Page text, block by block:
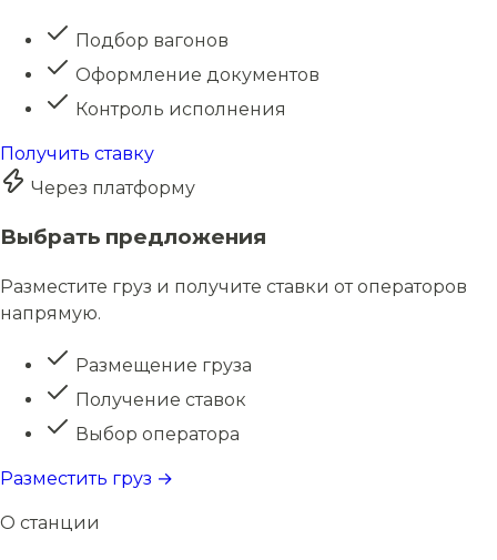
Подбор вагонов
Оформление документов
Контроль исполнения
Получить ставку
Через платформу
Выбрать предложения
Разместите груз и получите ставки от операторов
напрямую.
Размещение груза
Получение ставок
Выбор оператора
Разместить груз →
О станции